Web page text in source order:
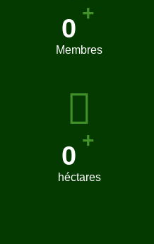
0
+
Membres
0
+
héctares